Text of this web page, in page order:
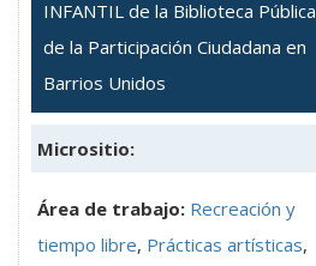
INFANTIL de la Biblioteca Pública
de la Participación Ciudadana en
Barrios Unidos
Micrositio:
Área de trabajo: Recreación y
tiempo libre, Prácticas artísticas,